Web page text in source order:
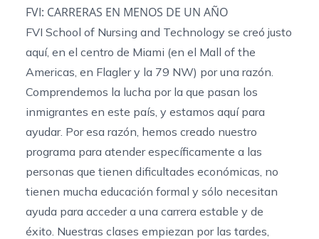
FVI: CARRERAS EN MENOS DE UN AÑO
FVI School of Nursing and Technology se creó justo
aquí, en el centro de Miami (en el Mall of the
Americas, en Flagler y la 79 NW) por una razón.
Comprendemos la lucha por la que pasan los
inmigrantes en este país, y estamos aquí para
ayudar. Por esa razón, hemos creado nuestro
programa para atender específicamente a las
personas que tienen dificultades económicas, no
tienen mucha educación formal y sólo necesitan
ayuda para acceder a una carrera estable y de
éxito. Nuestras clases empiezan por las tardes,